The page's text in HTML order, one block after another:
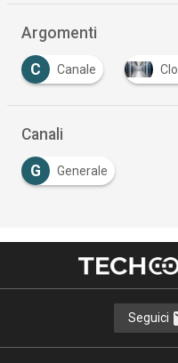
Argomenti
Cloud Computing
Canali
G Generale
Seguici